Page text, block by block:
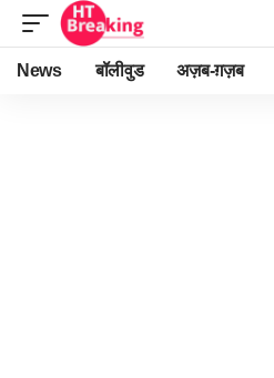
News बॉलीवुड अज़ब-ग़ज़ब